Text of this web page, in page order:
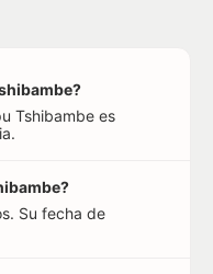
Tshibambe es
Su fecha de